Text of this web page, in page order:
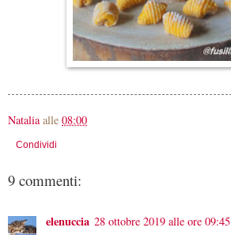
Natalia alle 08:00
Condividi
9 commenti:
elenuccia 28 ottobre 2019 alle ore 09:45